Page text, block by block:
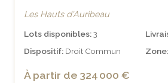
Les Hauts d'Auribeau
Lots disponibles:3
Dispositif: Droit Commun Zone:
À partir de 324 000 €